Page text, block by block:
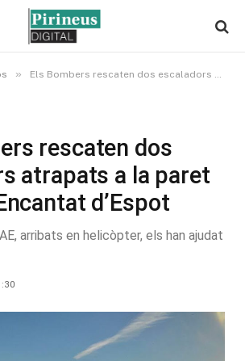
» Els Bombers rescaten dos escaladors atrapats a la paret del Gran Encantat d’Espot
rescaten dos
atrapats a la paret
d’Espot
arribats en helicòpter, els han ajudat